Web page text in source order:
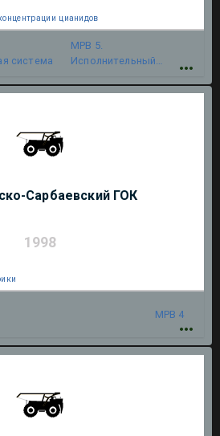
цианидов
система
МРВ 5.
Исполнительный
Сарбаевский ГОК
1998
МРВ 4